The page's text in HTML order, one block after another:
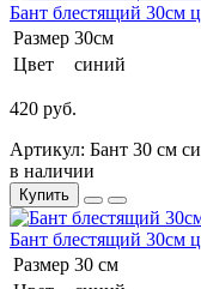
Бант блестящий 30см
Размер 30см
Цвет
синий
420 руб.
Артикул: Бант 30 см
в наличии
Купить
Бант блестящий 30см
Размер 30 см